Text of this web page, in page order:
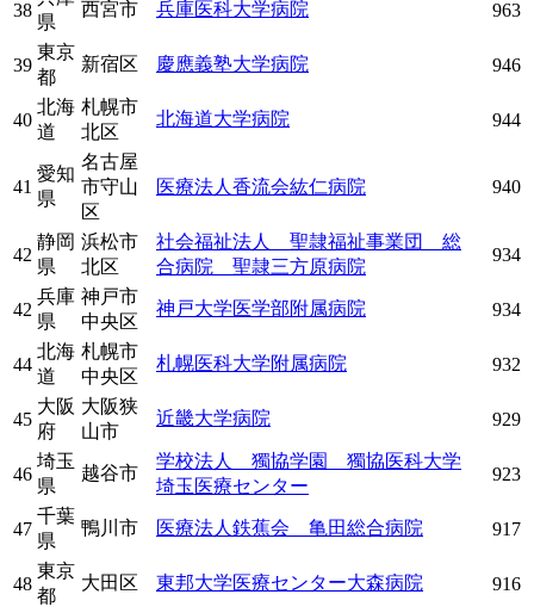
38
県
西宮市 兵庫医科大学病院 963
39
東京
都
新宿区 慶應義塾大学病院 946
40
北海
道
札幌市
北区
北海道大学病院 944
41
愛知
県
名古屋
市守山
区
医療法人香流会紘仁病院 940
42
静岡
県
浜松市
北区
社会福祉法人 聖隷福祉事業団 総
合病院 聖隷三方原病院
934
42
兵庫
県
神戸市
中央区
神戸大学医学部附属病院 934
44
北海
道
札幌市
中央区
札幌医科大学附属病院 932
45
大阪
府
大阪狭
山市
近畿大学病院 929
46
埼玉
県
越谷市
学校法人 獨協学園 獨協医科大学
埼玉医療センター
923
47
千葉
県
鴨川市 医療法人鉄蕉会 亀田総合病院 917
48
東京
都
大田区 東邦大学医療センター大森病院 916